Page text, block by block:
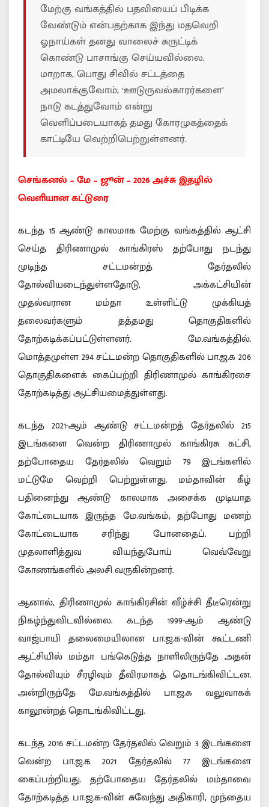
மேற்கு வங்கத்தில் பதவியைப் பிடிக்க
வேண்டும் என்பதற்காக இந்து மதவெறி
ஓநாய்கள் தனது வாலைச் சுருட்டிக்
கொண்டு பாசாங்கு செய்யவில்லை.
மாறாக, பொது சிவில் சட்டத்தை
அமலாக்குவோம்; ‘ஊடுருவல்காரர்களை’
நாடு கடத்துவோம் என்று
வெளிப்படையாகத் தமது கோரமுகத்தைக்
காட்டியே வெற்றிபெற்றுள்ளனர்.
செங்கனல் – மே – ஜூன் – 2026 அச்சு இதழில்
வெளியான கட்டுரை
கடந்த 15 ஆண்டு காலமாக மேற்கு வங்கத்தில் ஆட்சி
செய்த திரிணாமுல் காங்கிரஸ் தற்போது நடந்து
முடிந்த சட்டமன்றத் தேர்தலில்
தோல்வியடைந்துள்ளதோடு, அக்கட்சியின்
முதல்வரான மம்தா உள்ளிட்டு முக்கியத்
தலைவர்களும் தத்தமது தொகுதிகளில்
தோற்கடிக்கப்பட்டுள்ளனர். மே.வங்கத்தில்.
மொத்தமுள்ள 294 சட்டமன்ற தொகுதிகளில் பா.ஜ.க 206
தொகுதிகளைக் கைப்பற்றி திரிணாமுல் காங்கிரசை
தோற்கடித்து ஆட்சியமைத்துள்ளது.
கடந்த 2021-ஆம் ஆண்டு சட்டமன்றத் தேர்தலில் 215
இடங்களை வென்ற திரிணாமுல் காங்கிரசு கட்சி,
தற்போதைய தேர்தலில் வெறும் 79 இடங்களில்
மட்டுமே வெற்றி பெற்றுள்ளது. மம்தாவின் கீழ்
பதினைந்து ஆண்டு காலமாக அசைக்க முடியாத
கோட்டையாக இருந்த மே.வங்கம், தற்போது மணற்
கோட்டையாக சரிந்து போனதைப். பற்றி
முதலாளித்துவ வியந்துபோய் வெவ்வேறு
கோணங்களில் அலசி வருகின்றனர்.
ஆனால், திரிணாமுல் காங்கிரசின் வீழ்ச்சி தீடீரென்று
நிகழ்ந்துவிடவில்லை. கடந்த 1999-ஆம் ஆண்டு
வாஜ்பாயி தலைமையிலான பா.ஜ.க-வின் கூட்டணி
ஆட்சியில் மம்தா பங்கெடுத்த நாளிலிருந்தே அதன்
தோல்வியும் சீரழிவும் தீவிரமாகத் தொடங்கிவிட்டன.
அன்றிருந்தே மே.வங்கத்தில் பா.ஜ.க வலுவாகக்
காலூன்றத் தொடங்கிவிட்டது.
கடந்த 2016 சட்டமன்ற தேர்தலில் வெறும் 3 இடங்களை
வென்ற பா.ஜ.க 2021 தேர்தலில் 77 இடங்களை
கைப்பற்றியது. தற்போதைய தேர்தலில் மம்தாவை
தோற்கடித்த பா.ஜ.க-வின் சுவேந்து அதிகாரி, முந்தைய